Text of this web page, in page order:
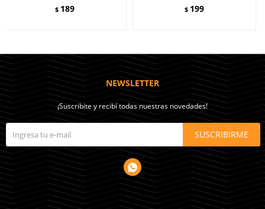
$ 189 $ 199
NEWSLETTER
¡Suscribite y recibí todas nuestras novedades!
SUSCRIBIRME
